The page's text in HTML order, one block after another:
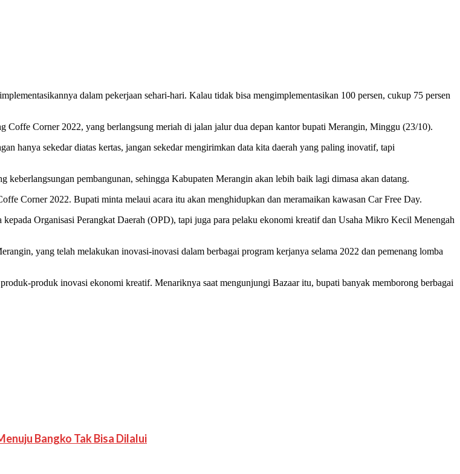
dalam pekerjaan sehari-hari. Kalau tidak bisa mengimplementasikan 100 persen, cukup 75 persen
Corner 2022, yang berlangsung meriah di jalan jalur dua depan kantor bupati Merangin, Minggu (23/10).
hanya sekedar diatas kertas, jangan sekedar mengirimkan data kita daerah yang paling inovatif, tapi
pembangunan, sehingga Kabupaten Merangin akan lebih baik lagi dimasa akan datang.
Corner 2022. Bupati minta melaui acara itu akan menghidupkan dan meramaikan kawasan Car Free Day.
Organisasi Perangkat Daerah (OPD), tapi juga para pelaku ekonomi kreatif dan Usaha Mikro Kecil Menengah
yang telah melakukan inovasi-inovasi dalam berbagai program kerjanya selama 2022 dan pemenang lomba
produk inovasi ekonomi kreatif. Menariknya saat mengunjungi Bazaar itu, bupati banyak memborong berbagai
Bangko Tak Bisa Dilalui